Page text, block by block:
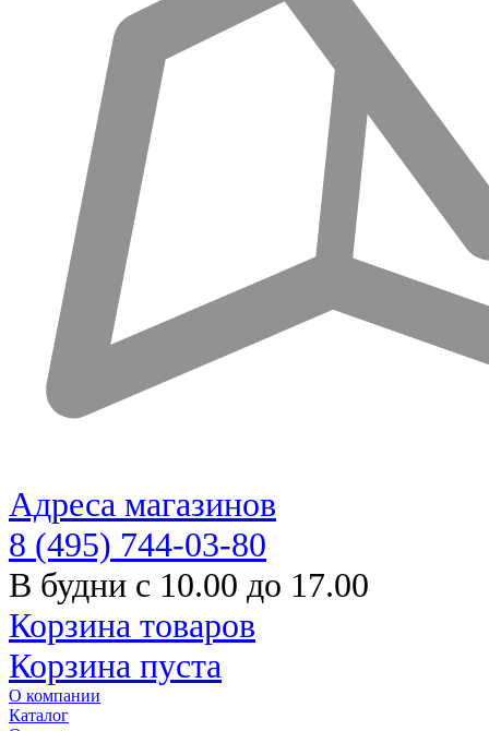
Адреса магазинов
8 (495) 744-03-80
В будни с 10.00 до 17.00
Корзина товаров
Корзина пуста
О компании
Каталог